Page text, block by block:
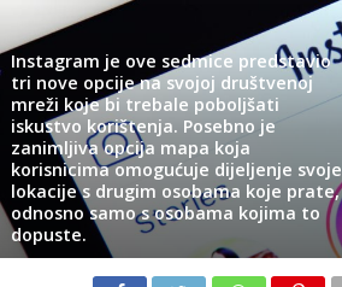
Instagram je ove sedmice predstavio
tri nove opcije na svojoj društvenoj
mreži koje bi trebale poboljšati
iskustvo korištenja. Posebno je
zanimljiva opcija mapa koja
korisnicima omogućuje dijeljenje svoje
lokacije s drugim osobama koje prate,
odnosno samo s osobama kojima to
dopuste.